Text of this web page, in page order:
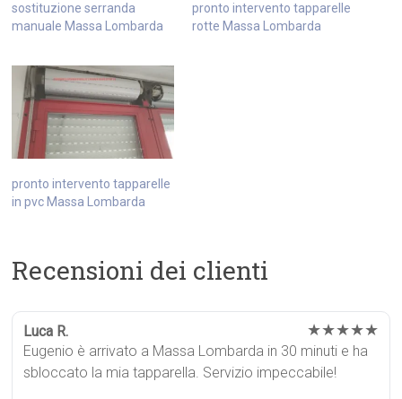
sostituzione serranda
manuale Massa Lombarda
pronto intervento tapparelle
rotte Massa Lombarda
pronto intervento tapparelle
in pvc Massa Lombarda
Recensioni dei clienti
Luca R. ★★★★★
Eugenio è arrivato a Massa Lombarda in 30 minuti e ha
sbloccato la mia tapparella. Servizio impeccabile!